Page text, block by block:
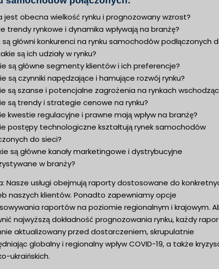
jest obecna wielkość rynku i prognozowany wzrost?
trendy rynkowe i dynamika wpływają na branżę?
są główni konkurenci na rynku samochodów podłączonych
są ich udziały w rynku?
są główne segmenty klientów i ich preferencje?
są czynniki napędzające i hamujące rozwój rynku?
są szanse i potencjalne zagrożenia na rynkach
są trendy i strategie cenowe na rynku?
kwestie regulacyjne i prawne mają wpływ na branżę?
postępy technologiczne kształtują rynek samochodów
do sieci?
są główne kanały marketingowe i dystrybucyjne
w branży?
Nasze usługi obejmują raporty dostosowane do
naszych klientów. Ponadto zapewniamy opcje
raportów na poziomie regionalnym i krajowym.
najwyższą dokładność prognozowania rynku, każdy
aktualizowany przed dostarczeniem, skrupulatnie
globalny i regionalny wpływ COVID-19, a także
ukraińskich.